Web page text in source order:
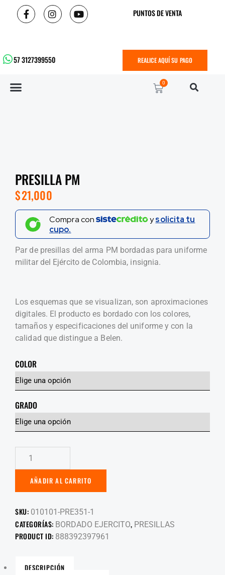
PUNTOS DE VENTA
57 3127399550 REALICE AQUÍ SU PAGO
0
PRESILLA PM
$21,000
Compra con ysolicita tu
cupo.
Par de presillas del arma PM bordadas para uniforme
militar del Ejército de Colombia, insignia.
Los esquemas que se visualizan, son aproximaciones
digitales. El producto es bordado con los colores,
tamaños y especificaciones del uniforme y con la
calidad que distingue a Belen.
COLOR
GRADO
AÑADIR AL CARRITO
SKU: 010101-PRE351-1
CATEGORÍAS: BORDADO EJERCITO, PRESILLAS
PRODUCT ID: 888392397961
DESCRIPCIÓN